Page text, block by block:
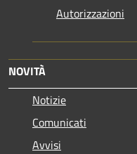
Autorizzazioni
NOVITÀ
Notizie
Comunicati
Avvisi